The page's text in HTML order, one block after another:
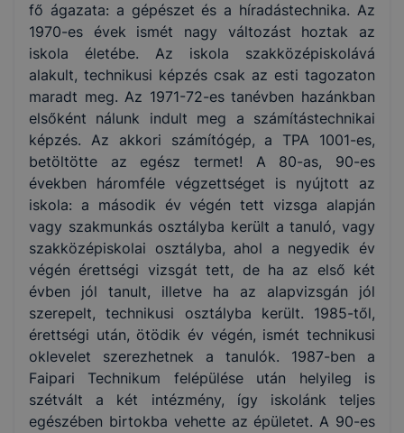
fő ágazata: a gépészet és a híradástechnika. Az
1970-es évek ismét nagy változást hoztak az
iskola életébe. Az iskola szakközépiskolává
alakult, technikusi képzés csak az esti tagozaton
maradt meg. Az 1971-72-es tanévben hazánkban
elsőként nálunk indult meg a számítástechnikai
képzés. Az akkori számítógép, a TPA 1001-es,
betöltötte az egész termet! A 80-as, 90-es
években háromféle végzettséget is nyújtott az
iskola: a második év végén tett vizsga alapján
vagy szakmunkás osztályba került a tanuló, vagy
szakközépiskolai osztályba, ahol a negyedik év
végén érettségi vizsgát tett, de ha az első két
évben jól tanult, illetve ha az alapvizsgán jól
szerepelt, technikusi osztályba került. 1985-től,
érettségi után, ötödik év végén, ismét technikusi
oklevelet szerezhetnek a tanulók. 1987-ben a
Faipari Technikum felépülése után helyileg is
szétvált a két intézmény, így iskolánk teljes
egészében birtokba vehette az épületet. A 90-es